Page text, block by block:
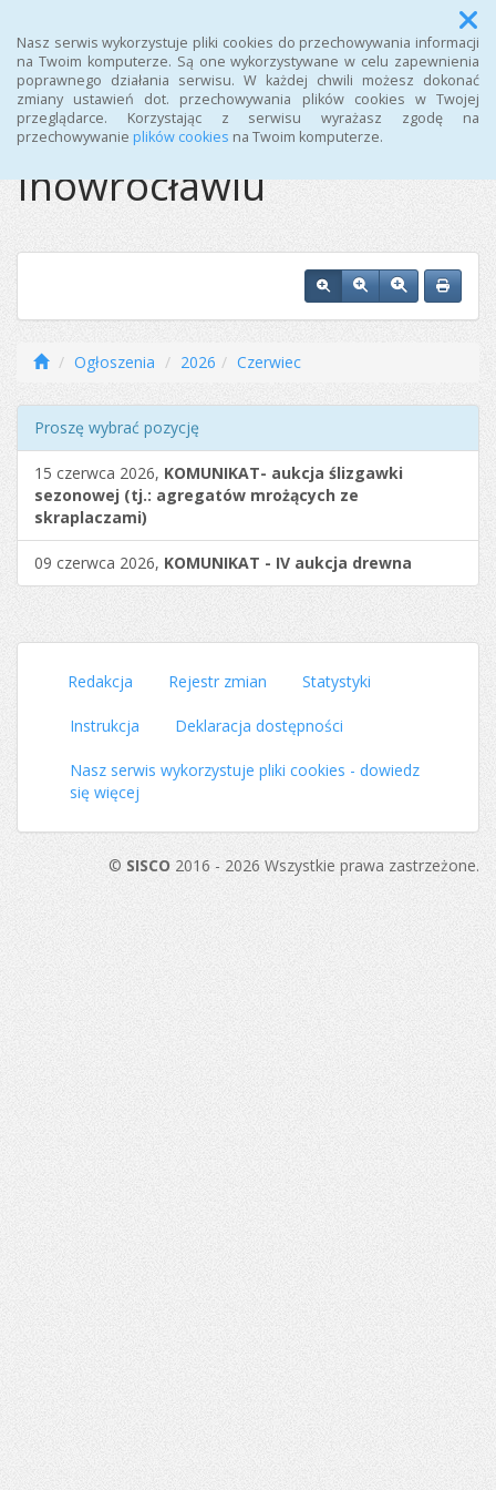
Nasz serwis wykorzystuje pliki cookies do przechowywania informacji
na Twoim komputerze. Są one wykorzystywane w celu zapewnienia
poprawnego działania serwisu. W każdej chwili możesz dokonać
zmiany ustawień dot. przechowywania plików cookies w Twojej
przeglądarce. Korzystając z serwisu wyrażasz zgodę na
przechowywanie plików cookies na Twoim komputerze.
Menu
Ośrodek Sportu i
Rekreacji w
Inowrocławiu
Ogłoszenia 2026 Czerwiec
Proszę wybrać pozycję
15 czerwca 2026, KOMUNIKAT- aukcja ślizgawki
sezonowej (tj.: agregatów mrożących ze
skraplaczami)
09 czerwca 2026, KOMUNIKAT - IV aukcja drewna
Redakcja Rejestr zmian Statystyki
Instrukcja Deklaracja dostępności
Nasz serwis wykorzystuje pliki cookies - dowiedz
się więcej
© SISCO 2016 - 2026 Wszystkie prawa zastrzeżone.